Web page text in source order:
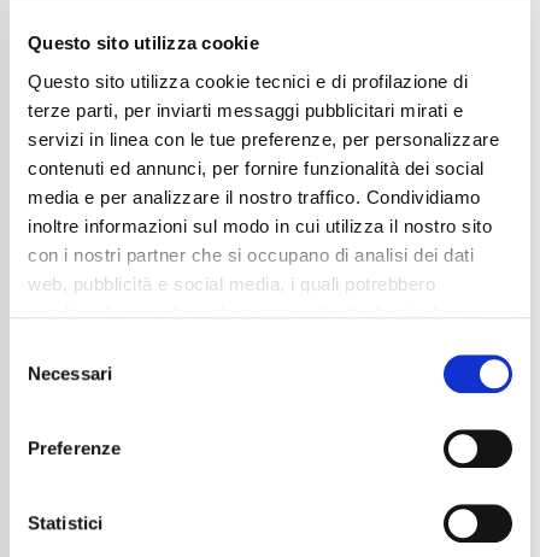
Questo sito utilizza cookie
Questo sito utilizza cookie tecnici e di profilazione di
terze parti, per inviarti messaggi pubblicitari mirati e
servizi in linea con le tue preferenze, per personalizzare
contenuti ed annunci, per fornire funzionalità dei social
media e per analizzare il nostro traffico. Condividiamo
inoltre informazioni sul modo in cui utilizza il nostro sito
con i nostri partner che si occupano di analisi dei dati
web, pubblicità e social media, i quali potrebbero
mera chiusura del banner non comporta l’accettazione
tutti” o selezionando le diverse categorie di cookies
Selection
Necessari
Preferenze
Statistici
Coupé AMG Line Advanced
Anni
Cambio